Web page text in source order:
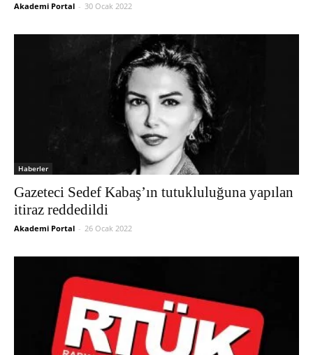
Akademi Portal - 30 Ocak 2022
Haberler
Gazeteci Sedef Kabaş’ın tutukluluğuna yapılan
itiraz reddedildi
Akademi Portal - 26 Ocak 2022